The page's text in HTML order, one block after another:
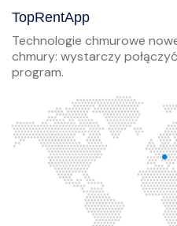
TopRentApp
Technologie chmurowe
chmury: wystarczy
program.